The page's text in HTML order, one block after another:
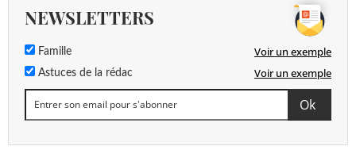
NEWSLETTERS
Famille Voir un exemple
Astuces de la rédac Voir un exemple